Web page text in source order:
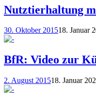
Nutztierhaltung
30. Oktober 201518. Januar
BfR: Video zur
2. August 201518. Januar